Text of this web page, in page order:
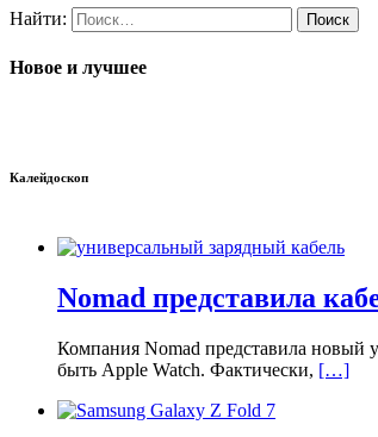
Найти:
Новое и лучшее
Калейдоскоп
Nomad представила
Компания Nomad представила новый
быть Apple Watch. Фактически, […]